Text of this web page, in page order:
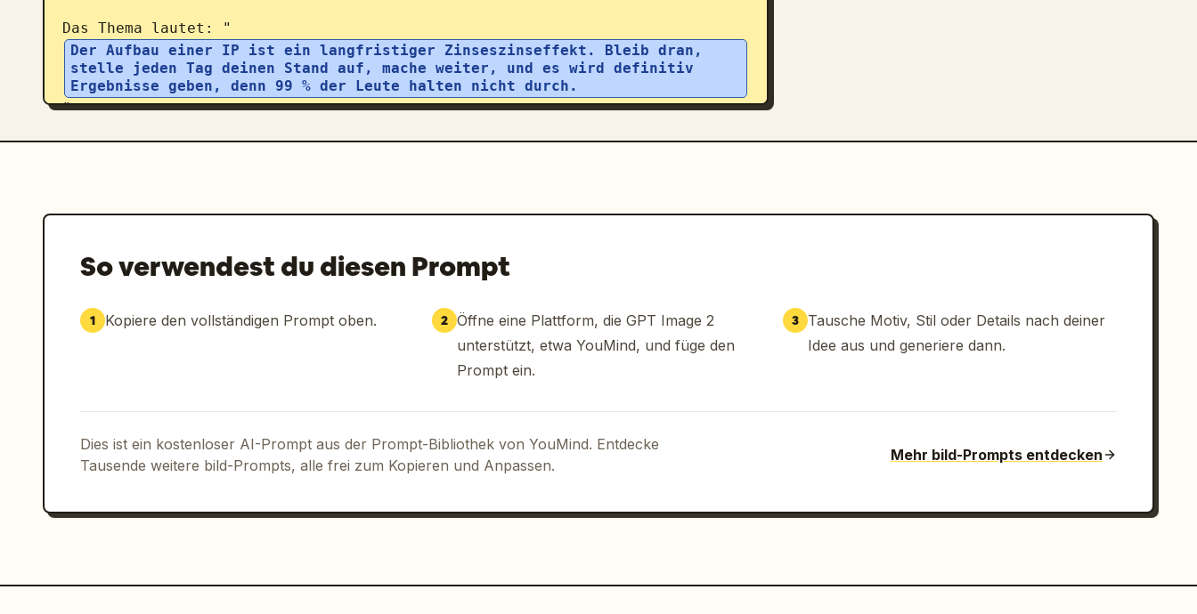
Das Thema lautet: "
Der Aufbau einer IP ist ein langfristiger Zinseszinseffekt. Bleib dran,
stelle jeden Tag deinen Stand auf, mache weiter, und es wird definitiv
Ergebnisse geben, denn 99 % der Leute halten nicht durch.
"
So verwendest du diesen Prompt
1 Kopiere den vollständigen Prompt oben. 2 Öffne eine Plattform, die GPT Image 2
unterstützt, etwa YouMind, und füge den
Prompt ein.
3
Tausche Motiv, Stil oder Details nach deiner
Idee aus und generiere dann.
Dies ist ein kostenloser AI-Prompt aus der Prompt-Bibliothek von YouMind. Entdecke
Tausende weitere bild-Prompts, alle frei zum Kopieren und Anpassen.
Mehr bild-Prompts entdecken